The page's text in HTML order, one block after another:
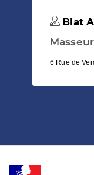
Blat
6 Rue de